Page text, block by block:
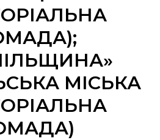
МІСЬКА